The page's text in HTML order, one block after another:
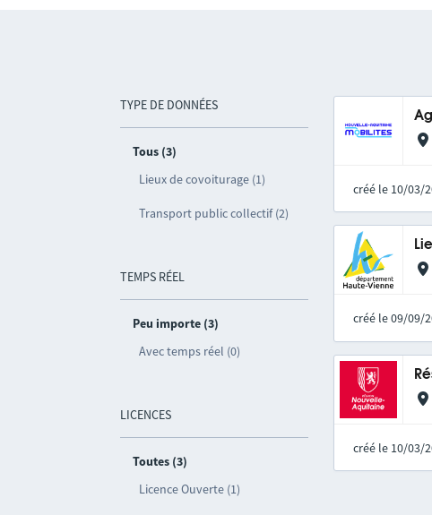
TYPE DE DONNÉES
Tous (3)
Lieux de covoiturage (1)
Transport public collectif (2)
TEMPS RÉEL
Peu importe (3)
Avec temps réel (0)
LICENCES
Toutes (3)
Licence Ouverte (1)
créé le 10/03/
créé le 09/09/
créé le 10/03/